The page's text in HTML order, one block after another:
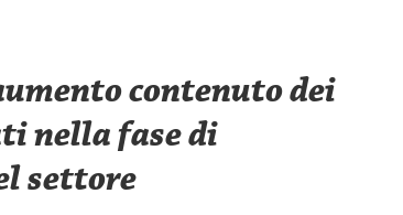
contenuto dei
nella fase di
settore